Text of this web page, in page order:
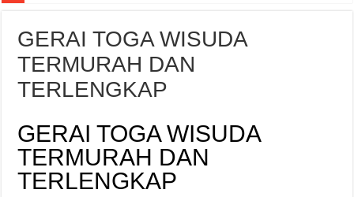
GERAI TOGA WISUDA
TERMURAH DAN
TERLENGKAP
GERAI TOGA WISUDA
TERMURAH DAN
TERLENGKAP